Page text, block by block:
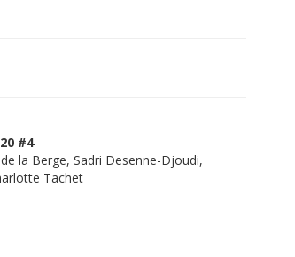
#4
la Berge, Sadri Desenne-Djoudi,
Tachet